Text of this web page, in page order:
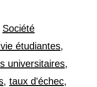
Société
étudiantes,
universitaires,
, taux d'échec,